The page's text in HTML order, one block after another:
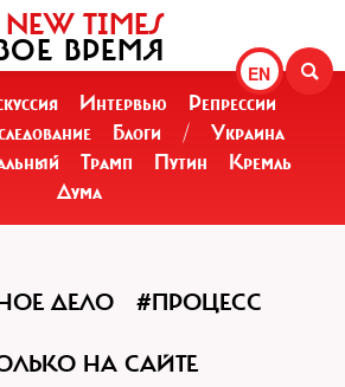
EN
NEW TIMES
ВРЕМЯ
Интервью
Репрессии
Блоги /
Украина
Трамп Путин
Кремль
Дума
ДЕЛО #ПРОЦЕСС
НА САЙТЕ